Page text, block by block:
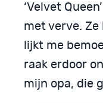
‘Velvet
met verve. Ze
lijkt me
raak erdoor
mijn opa, die